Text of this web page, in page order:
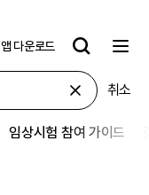
앱 다운로드
취소
임상시험 참여 가이드